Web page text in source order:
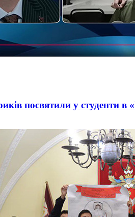
посвятили у студенти